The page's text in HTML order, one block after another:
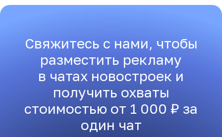
Свяжитесь с нами, чтобы
разместить рекламу
в чатах новостроек и
получить охваты
стоимостью от 1 000 ₽ за
один чат